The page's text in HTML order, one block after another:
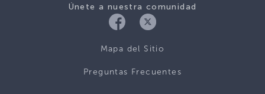
Únete a nuestra comunidad
Mapa del Sitio
Preguntas Frecuentes